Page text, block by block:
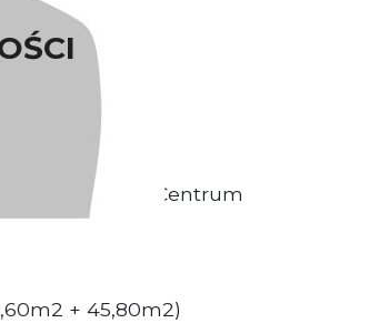
usługowe w Centrum
+ 45,80m2)